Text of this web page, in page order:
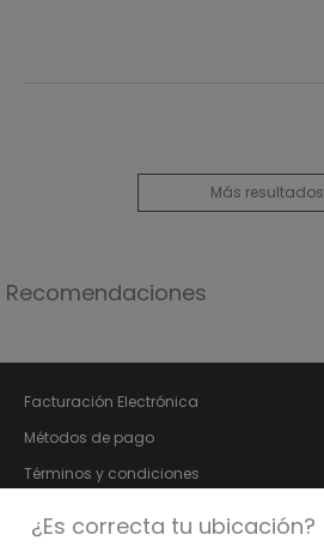
Más resultados
Recomendaciones
Facturación Electrónica
Métodos de pago
Términos y condiciones
¿Es correcta tu ubicación?